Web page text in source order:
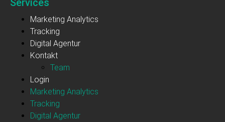
Marketing Analytics
Tracking
Digital Agentur
Kontakt
Team
Login
Marketing Analytics
Tracking
Digital Agentur